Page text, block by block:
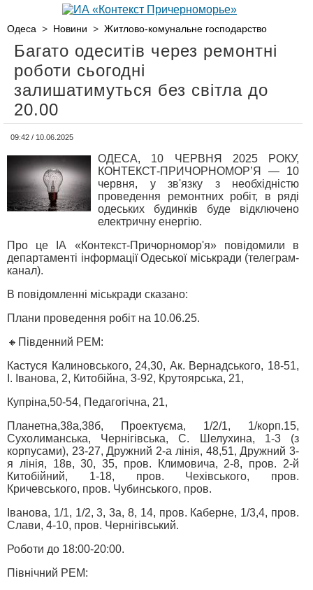
Одеса > Новини > Житлово-комунальне господарство
Багато одеситів через ремонтні
роботи сьогодні
залишатимуться без світла до
20.00
09:42 / 10.06.2025
ОДЕСА, 10 ЧЕРВНЯ 2025 РОКУ,
КОНТЕКСТ-ПРИЧОРНОМОР’Я — 10
червня, у зв'язку з необхідністю
проведення ремонтних робіт, в ряді
одеських будинків буде відключено
електричну енергію.
Про це ІА «Контекст-Причорномор'я» повідомили в
департаменті інформації Одеської міськради (телеграм-
канал).
В повідомленні міськради сказано:
Плани проведення робіт на 10.06.25.
🔸Південний РЕМ:
Кастуся Калиновського, 24,30, Ак. Вернадського, 18-51,
І. Іванова, 2, Китобійна, 3-92, Крутоярська, 21,
Купріна,50-54, Педагогічна, 21,
Планетна,38а,38б, Проектуєма, 1/2/1, 1/корп.15,
Сухолиманська, Чернігівська, С. Шелухина, 1-3 (з
корпусами), 23-27, Дружний 2-а лінія, 48,51, Дружний 3-
я лінія, 18в, 30, 35, пров. Климовича, 2-8, пров. 2-й
Китобійний, 1-18, пров. Чехівського, пров.
Кричевського, пров. Чубинського, пров.
Іванова, 1/1, 1/2, 3, 3а, 8, 14, пров. Каберне, 1/3,4, пров.
Слави, 4-10, пров. Чернігівський.
Роботи до 18:00-20:00.
Північний РЕМ: